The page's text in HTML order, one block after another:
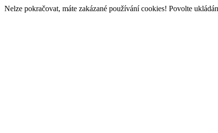
Nelze pokračovat, máte zakázané používání cookies! Povolte